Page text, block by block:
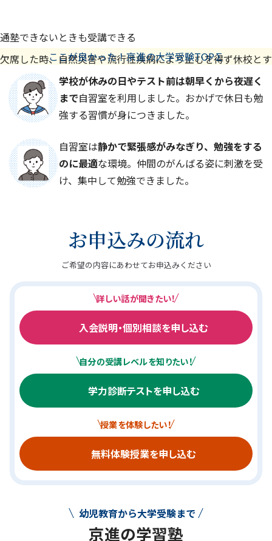
通塾できないときも受講できる
欠席した時、自然災害や流行性疾病により止むを得ず休校とす
る場合なども、スマートフォンやタブレット、PCなどを利用
して校舎でも自宅でも授業を視聴できます。
ここが良かった！京進の大学受験TOP∑
学校が休みの日やテスト前は朝早くから夜遅く
まで自習室を利用しました。おかげで休日も勉
強する習慣が身につきました。
自習室は静かで緊張感がみなぎり、勉強をする
のに最適な環境。仲間のがんばる姿に刺激を受
け、集中して勉強できました。
お申込みの流れ
ご希望の内容にあわせてお申込みください
詳しい話が聞きたい！
入会説明・個別相談を申し込む
自分の受講レベルを知りたい！
学力診断テストを申し込む
授業を体験したい！
無料体験授業を申し込む
幼児教育から大学受験まで
京進の学習塾